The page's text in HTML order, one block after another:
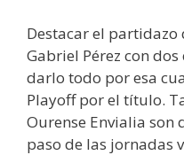
Destacar el partidazo
Gabriel Pérez con
darlo todo por esa
Playoff por el título.
Ourense Envialia son
paso de las jornadas